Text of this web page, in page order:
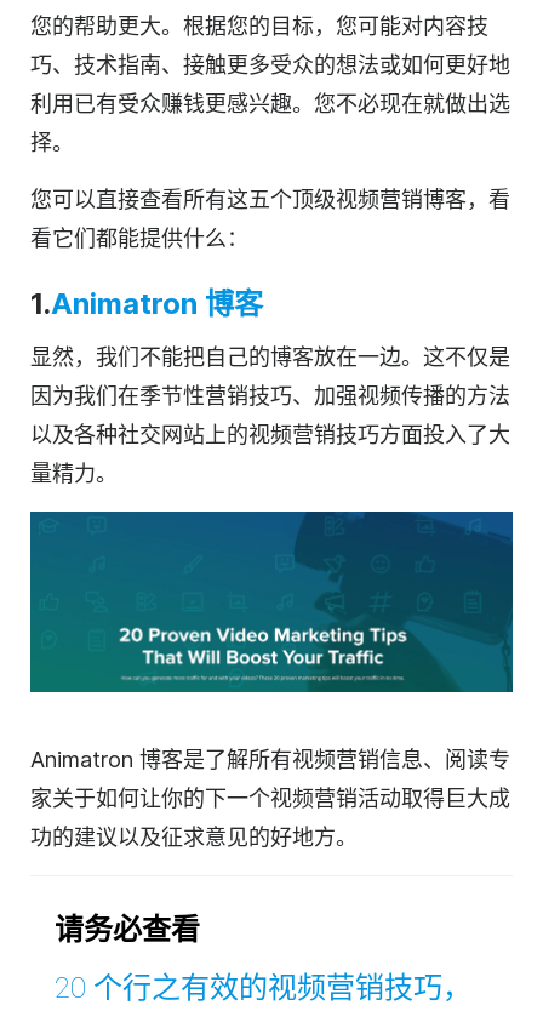
您的帮助更大。根据您的目标，您可能对内容技
巧、技术指南、接触更多受众的想法或如何更好地
利用已有受众赚钱更感兴趣。您不必现在就做出选
择。
您可以直接查看所有这五个顶级视频营销博客，看
看它们都能提供什么：
1.Animatron 博客
显然，我们不能把自己的博客放在一边。这不仅是
因为我们在季节性营销技巧、加强视频传播的方法
以及各种社交网站上的视频营销技巧方面投入了大
量精力。
Animatron 博客是了解所有视频营销信息、阅读专
家关于如何让你的下一个视频营销活动取得巨大成
功的建议以及征求意见的好地方。
请务必查看
20 个行之有效的视频营销技巧，